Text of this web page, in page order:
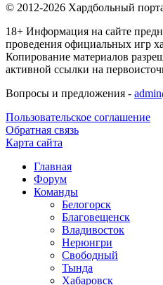
© 2012-2026 Хардбольный
18+ Информация на сайте
проведения официальных игр
Копирование материалов
активной ссылки на
Вопросы и предложения -
Пользовательское соглашение
Обратная связь
Карта сайта
Главная
Форум
Команды
Белогорск
Благовещенск
Владивосток
Нерюнгри
Свободный
Тында
Хабаровск